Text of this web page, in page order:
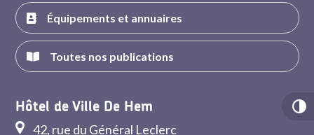
Équipements et annuaires
Toutes nos publications
Hôtel de Ville De Hem
42, rue du Général Leclerc